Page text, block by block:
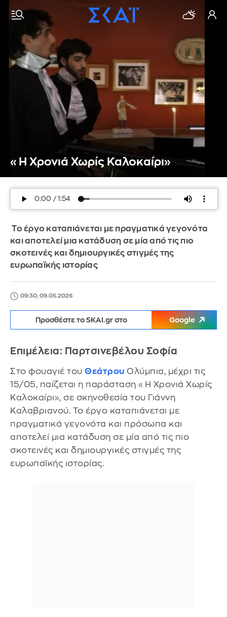
«Η Χρονιά Χωρίς Καλοκαίρι»
Το έργο καταπιάνεται με πραγματικά γεγονότα
και αποτελεί μια κατάδυση σε μία από τις πιο
σκοτεινές και δημιουργικές στιγμές της
ευρωπαϊκής ιστορίας
09:30, 09.05.2026
Προσθέστε το SKAI.gr στο Google
Επιμέλεια: Παρτσινεβέλου Σοφία
Στο φουαγιέ του Θεάτρου Ολύμπια, μέχρι τις
15/05, παίζεται η παράσταση «Η Χρονιά Χωρίς
Καλοκαίρι», σε σκηνοθεσία του Γιάννη
Καλαβριανού. Το έργο καταπιάνεται με
πραγματικά γεγονότα και πρόσωπα και
αποτελεί μια κατάδυση σε μία από τις πιο
σκοτεινές και δημιουργικές στιγμές της
ευρωπαϊκής ιστορίας.